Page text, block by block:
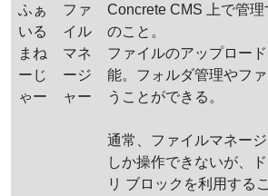
ふぁ
いる
まね
ーじ
ゃー
ファ
イル
マネ
ージ
ャー
Concrete CMS 上で管
のこと。
ファイルのアップロー
能。フォルダ管理やフ
うことができる。
通常、ファイルマネー
しか操作できないが、
リ ブロックを利用する